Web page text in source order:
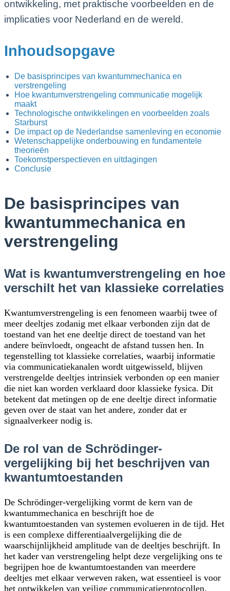
ontwikkeling, met praktische voorbeelden en de
implicaties voor Nederland en de wereld.
Inhoudsopgave
De basisprincipes van kwantummechanica en
verstrengeling
Hoe kwantumverstrengeling communicatie mogelijk
maakt
Technologische ontwikkelingen en voorbeelden zoals
Starburst
De impact op de Nederlandse samenleving en economie
Wetenschappelijke onderbouwing en fundamentele
theorieën
Toekomstperspectieven en uitdagingen
Conclusie
De basisprincipes van
kwantummechanica en
verstrengeling
Wat is kwantumverstrengeling en hoe
verschilt het van klassieke correlaties
Kwantumverstrengeling is een fenomeen waarbij twee of
meer deeltjes zodanig met elkaar verbonden zijn dat de
toestand van het ene deeltje direct de toestand van het
andere beïnvloedt, ongeacht de afstand tussen hen. In
tegenstelling tot klassieke correlaties, waarbij informatie
via communicatiekanalen wordt uitgewisseld, blijven
verstrengelde deeltjes intrinsiek verbonden op een manier
die niet kan worden verklaard door klassieke fysica. Dit
betekent dat metingen op de ene deeltje direct informatie
geven over de staat van het andere, zonder dat er
signaalverkeer nodig is.
De rol van de Schrödinger-
vergelijking bij het beschrijven van
kwantumtoestanden
De Schrödinger-vergelijking vormt de kern van de
kwantummechanica en beschrijft hoe de
kwantumtoestanden van systemen evolueren in de tijd. Het
is een complexe differentiaalvergelijking die de
waarschijnlijkheid amplitude van de deeltjes beschrijft. In
het kader van verstrengeling helpt deze vergelijking ons te
begrijpen hoe de kwantumtoestanden van meerdere
deeltjes met elkaar verweven raken, wat essentieel is voor
het ontwikkelen van veilige communicatieprotocollen.